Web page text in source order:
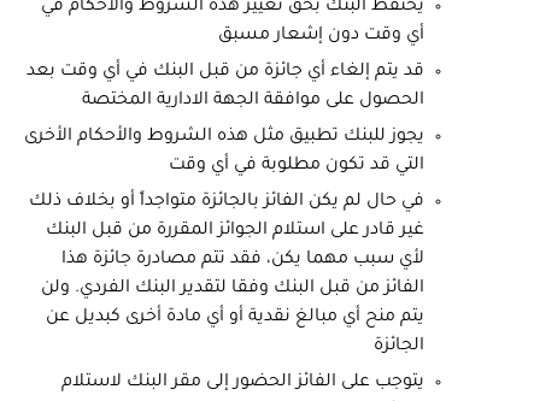
يحتفظ البنك بحق تغيير هذه الشروط والأحكام في
أي وقت دون إشعار مسبق
قد يتم إلغاء أي جائزة من قبل البنك في أي وقت بعد
الحصول على موافقة الجهة الادارية المختصة
يجوز للبنك تطبيق مثل هذه الشروط والأحكام الأخرى
التي قد تكون مطلوبة في أي وقت
في حال لم يكن الفائز بالجائزة متواجداً أو بخلاف ذلك
غير قادر على استلام الجوائز المقررة من قبل البنك
لأي سبب مهما يكن، فقد تتم مصادرة جائزة هذا
الفائز من قبل البنك وفقا لتقدير البنك الفردي. ولن
يتم منح أي مبالغ نقدية أو أي مادة أخرى كبديل عن
الجائزة
يتوجب على الفائز الحضور إلى مقر البنك لاستلام